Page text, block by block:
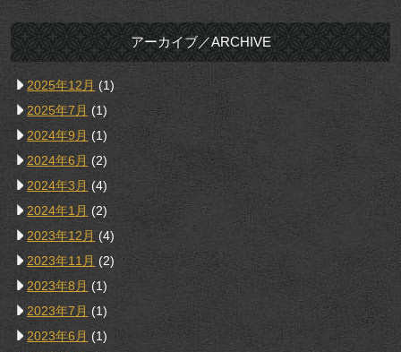
アーカイブ／ARCHIVE
2025年12月 (1)
2025年7月 (1)
2024年9月 (1)
2024年6月 (2)
2024年3月 (4)
2024年1月 (2)
2023年12月 (4)
2023年11月 (2)
2023年8月 (1)
2023年7月 (1)
2023年6月 (1)